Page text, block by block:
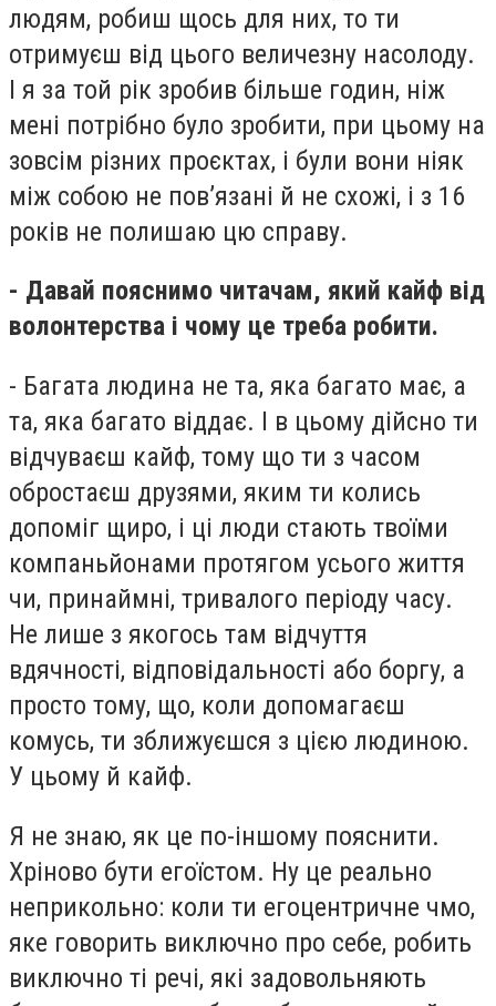
людям, робиш щось для них, то ти
отримуєш від цього величезну насолоду.
І я за той рік зробив більше годин, ніж
мені потрібно було зробити, при цьому на
зовсім різних проєктах, і були вони ніяк
між собою не пов’язані й не схожі, і з 16
років не полишаю цю справу.
- Давай пояснимо читачам, який кайф від
волонтерства і чому це треба робити.
- Багата людина не та, яка багато має, а
та, яка багато віддає. І в цьому дійсно ти
відчуваєш кайф, тому що ти з часом
обростаєш друзями, яким ти колись
допоміг щиро, і ці люди стають твоїми
компаньйонами протягом усього життя
чи, принаймні, тривалого періоду часу.
Не лише з якогось там відчуття
вдячності, відповідальності або боргу, а
просто тому, що, коли допомагаєш
комусь, ти зближуєшся з цією людиною.
У цьому й кайф.
Я не знаю, як це по-іншому пояснити.
Хріново бути егоїстом. Ну це реально
неприкольно: коли ти егоцентричне чмо,
яке говорить виключно про себе, робить
виключно ті речі, які задовольняють